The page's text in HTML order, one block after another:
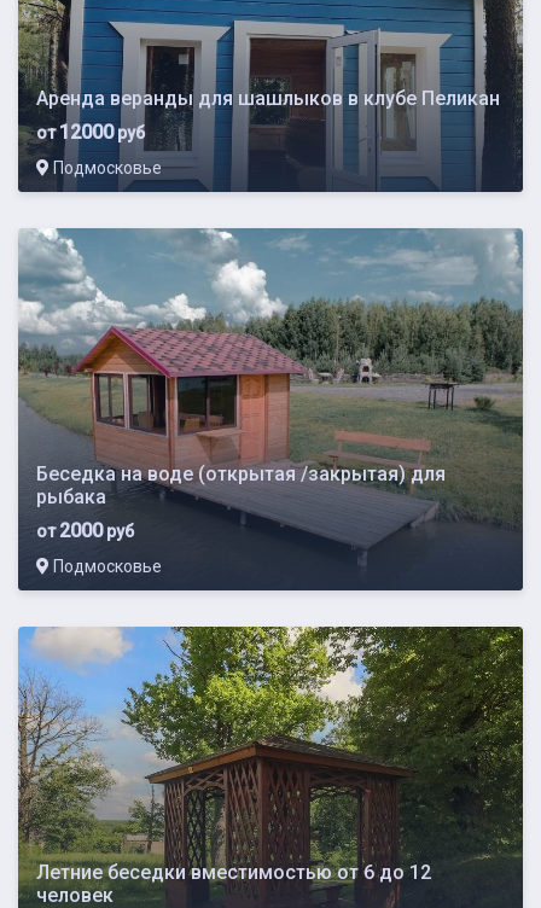
Аренда веранды для шашлыков в клубе Пеликан
от12000руб
Подмосковье
Беседка на воде (открытая /закрытая) для
рыбака
от2000руб
Подмосковье
Летние беседки вместимостью от 6 до 12
человек